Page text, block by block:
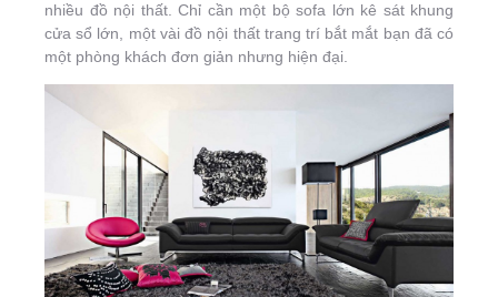
nhiều đồ nội thất. Chỉ cần một bộ sofa lớn kê sát khung
cửa sổ lớn, một vài đồ nội thất trang trí bắt mắt bạn đã có
một phòng khách đơn giản nhưng hiện đại.